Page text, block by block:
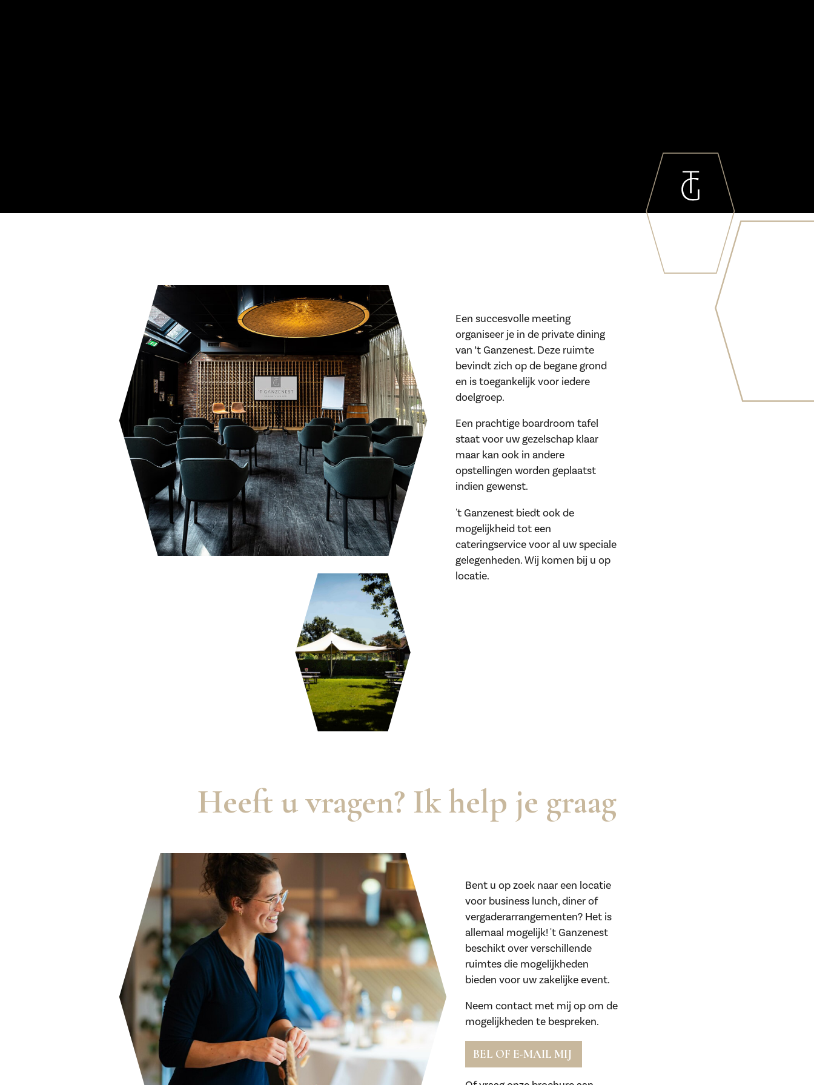
Een succesvolle meeting
organiseer je in de private dining
van ’t Ganzenest. Deze ruimte
bevindt zich op de begane grond
en is toegankelijk voor iedere
doelgroep.
Een prachtige boardroom tafel
staat voor uw gezelschap klaar
maar kan ook in andere
opstellingen worden geplaatst
indien gewenst.
't Ganzenest biedt ook de
mogelijkheid tot een
cateringservice voor al uw speciale
gelegenheden. Wij komen bij u op
locatie.
Heeft u vragen? Ik help je graag
Bent u op zoek naar een locatie
voor business lunch, diner of
vergaderarrangementen? Het is
allemaal mogelijk! 't Ganzenest
beschikt over verschillende
ruimtes die mogelijkheden
bieden voor uw zakelijke event.
Neem contact met mij op om de
mogelijkheden te bespreken.
BEL OF E-MAIL MIJ